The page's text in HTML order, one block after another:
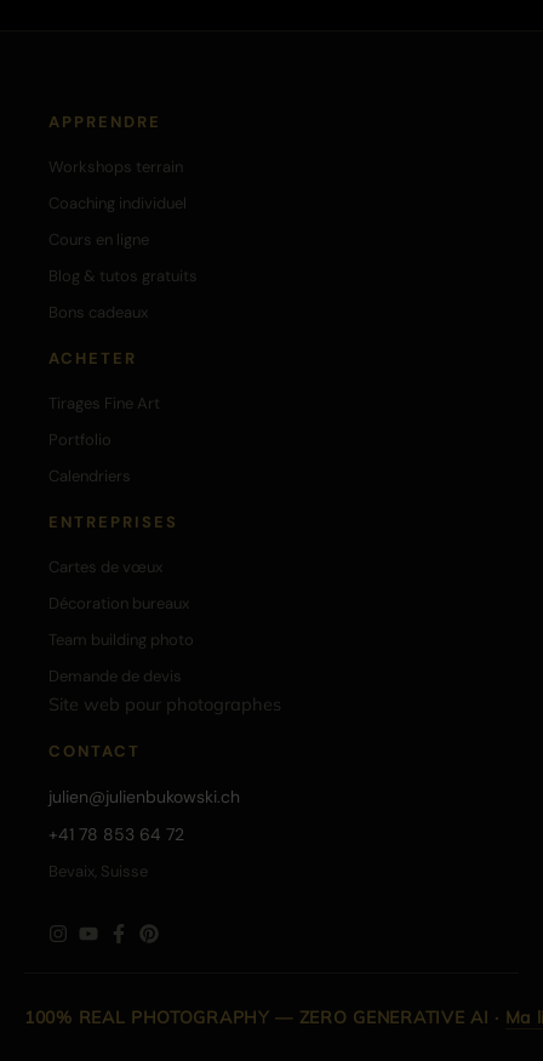
APPRENDRE
Workshops terrain
Coaching individuel
Cours en ligne
Blog & tutos gratuits
Bons cadeaux
ACHETER
Tirages Fine Art
Portfolio
Calendriers
ENTREPRISES
Cartes de vœux
Décoration bureaux
Team building photo
Demande de devis
Site web pour photographes
CONTACT
julien@julienbukowski.ch
+41 78 853 64 72
Bevaix, Suisse
100% REAL PHOTOGRAPHY — ZERO GENERATIVE AI · Ma